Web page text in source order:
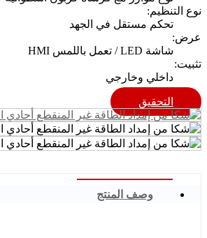
نوع التنظيم:
تحكم مستقل في الجهد
عرض:
شاشة LED / تعمل باللمس HMI
تثبيت:
داخلي وخارجي
التحقيق
وصف المنتج